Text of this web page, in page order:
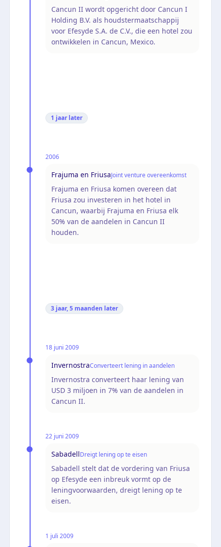
Cancun II wordt opgericht door Cancun I
Holding B.V. als houdstermaatschappij
voor Efesyde S.A. de C.V., die een hotel zou
ontwikkelen in Cancun, Mexico.
1 jaar later
2006
Frajuma en FriusaJoint venture overeenkomst
Frajuma en Friusa komen overeen dat
Friusa zou investeren in het hotel in
Cancun, waarbij Frajuma en Friusa elk
50% van de aandelen in Cancun II
houden.
3 jaar, 5 maanden later
18 juni 2009
InvernostraConverteert lening in aandelen
Invernostra converteert haar lening van
USD 3 miljoen in 7% van de aandelen in
Cancun II.
22 juni 2009
SabadellDreigt lening op te eisen
Sabadell stelt dat de vordering van Friusa
op Efesyde een inbreuk vormt op de
leningvoorwaarden, dreigt lening op te
eisen.
1 juli 2009